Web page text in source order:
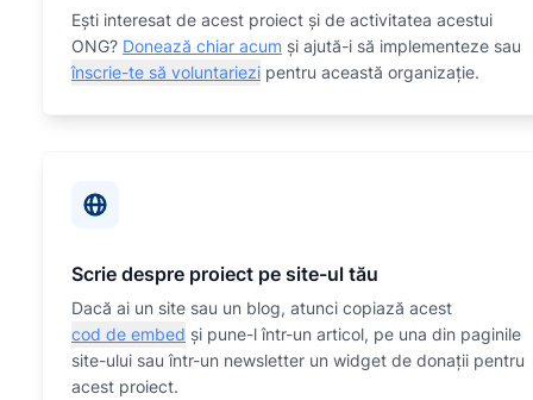
Eşti interesat de acest proiect și de activitatea acestui
ONG? Donează chiar acum și ajută-i să implementeze sau
înscrie-te să voluntariezi pentru această organizaţie.
Scrie despre proiect pe site-ul tău
Dacă ai un site sau un blog, atunci copiază acest
cod de embed și pune-l într-un articol, pe una din paginile
site-ului sau într-un newsletter un widget de donații pentru
acest proiect.